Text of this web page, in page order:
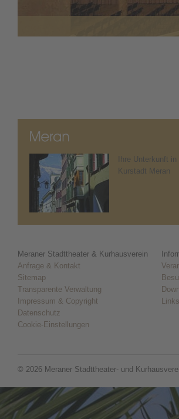
Ihre Unterkunft in
Kurstadt Meran
Meraner Stadttheater & Kurhausverein
Anfrage & Kontakt
Sitemap
Transparente Verwaltung
Impressum & Copyright
Datenschutz
Cookie-Einstellungen
Links
© 2026 Meraner Stadttheater- und